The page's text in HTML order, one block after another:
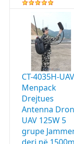
CT-4035H-UAV
Menpack
Drejtues
Antenna
UAV 125W 5
grupe